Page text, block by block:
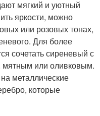
мягкий и уютный
яркости, можно
или розовых тонах,
Для более
сочетать сиреневый с
мятным или оливковым.
металлические
которые